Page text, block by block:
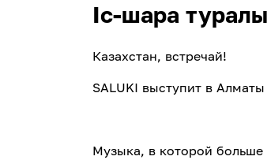
Іс-шара туралы
Казахстан, встречай!
SALUKI выступит в
Музыка, в которой больше